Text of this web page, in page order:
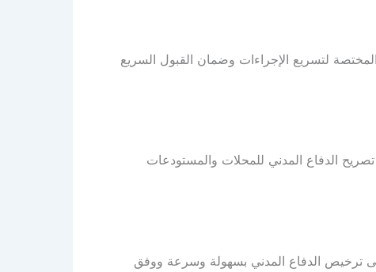
لتسريع الإجراءات وضمان القبول السريع
الدفاع المدني للمحلات والمستودعات
ترخيص الدفاع المدني بسهولة وسرعة ووفق